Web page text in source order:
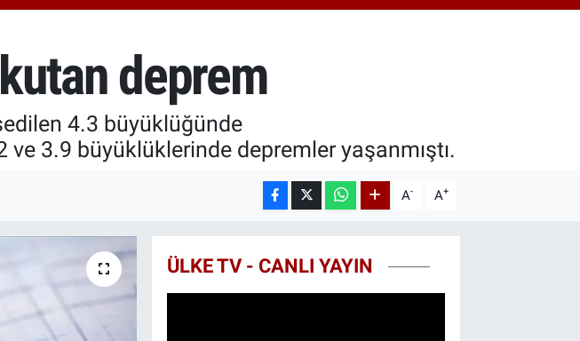
65.130,04
%1.2
deprem
4.3 büyüklüğünde
3.9 büyüklüklerinde depremler yaşanmıştı.
A- A+
ÜLKE TV - CANLI YAYIN